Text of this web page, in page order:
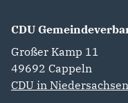
CDU
Großer Kamp 11
49692 Cappeln
CDU in Niedersachsen